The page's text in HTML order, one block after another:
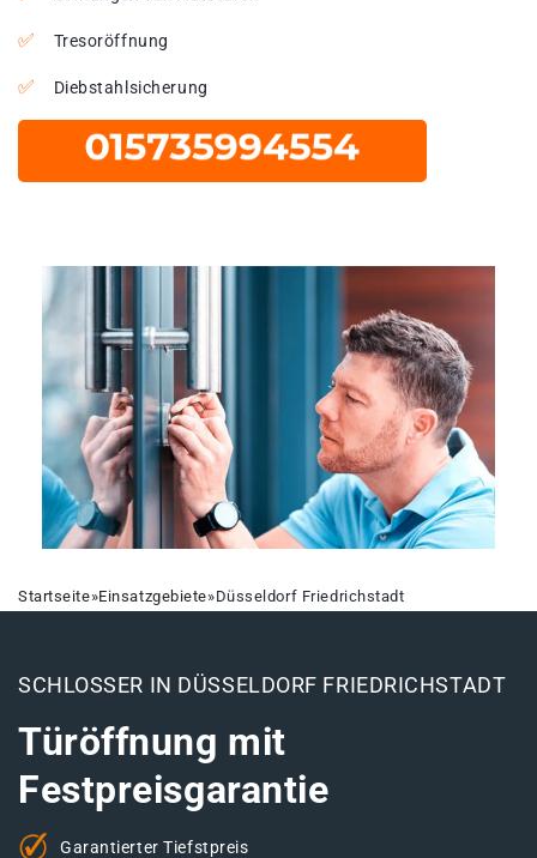
Tresoröffnung
Diebstahlsicherung
Startseite»Einsatzgebiete»Düsseldorf Friedrichstadt
SCHLOSSER IN DÜSSELDORF FRIEDRICHSTADT
Türöffnung mit
Festpreisgarantie
Garantierter Tiefstpreis